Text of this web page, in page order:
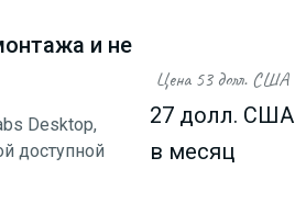
и не
Desktop,
доступной
Цена 53 долл. США
27 долл. США
в месяц